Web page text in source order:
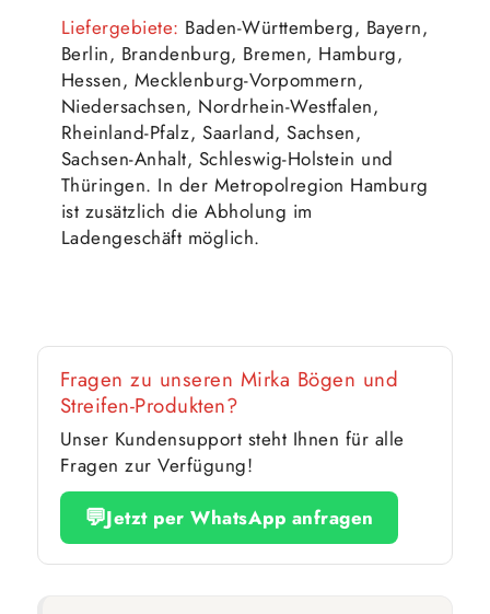
Liefergebiete: Baden-Württemberg, Bayern,
Berlin, Brandenburg, Bremen, Hamburg,
Hessen, Mecklenburg-Vorpommern,
Niedersachsen, Nordrhein-Westfalen,
Rheinland-Pfalz, Saarland, Sachsen,
Sachsen-Anhalt, Schleswig-Holstein und
Thüringen. In der Metropolregion Hamburg
ist zusätzlich die Abholung im
Ladengeschäft möglich.
Fragen zu unseren Mirka Bögen und
Streifen-Produkten?
Unser Kundensupport steht Ihnen für alle
Fragen zur Verfügung!
💬Jetzt per WhatsApp anfragen